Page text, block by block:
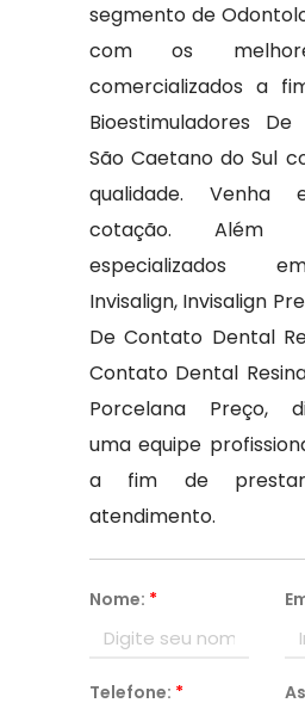
segmento de
com os
comercializados a
Bioestimuladores
São Caetano do Sul
qualidade.
cotação. Além
especializados
Invisalign, Invisalign
De Contato Dental
Contato Dental
Porcelana Preço,
uma equipe
a fim de
atendimento.
Nome: *
Telefone: *